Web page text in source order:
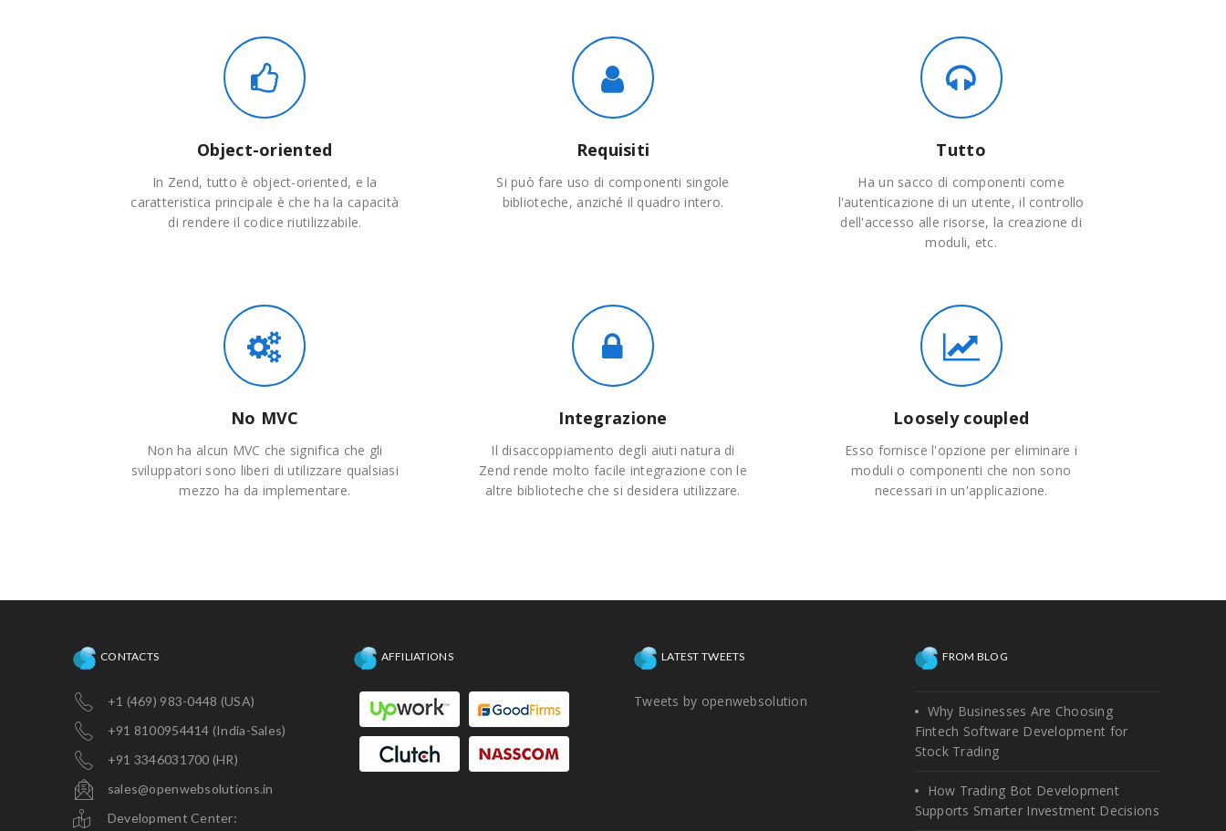
Object-oriented
In Zend, tutto è object-oriented, e la
caratteristica principale è che ha la capacità
di rendere il codice riutilizzabile.
Requisiti
Si può fare uso di componenti singole
biblioteche, anziché il quadro intero.
Tutto
Ha un sacco di componenti come
l'autenticazione di un utente, il controllo
dell'accesso alle risorse, la creazione di
moduli, etc.
No MVC
Non ha alcun MVC che significa che gli
sviluppatori sono liberi di utilizzare qualsiasi
mezzo ha da implementare.
Integrazione
Il disaccoppiamento degli aiuti natura di
Zend rende molto facile integrazione con le
altre biblioteche che si desidera utilizzare.
Loosely coupled
Esso fornisce l'opzione per eliminare i
moduli o componenti che non sono
necessari in un'applicazione.
CONTACTS
+1 (469) 983-0448 (USA)
+91 8100954414 (India-Sales)
+91 3346031700 (HR)
sales@openwebsolutions.in
Development Center:
AFFILIATIONS LATEST TWEETS
Tweets by openwebsolution
FROM BLOG
Why Businesses Are Choosing
Fintech Software Development for
Stock Trading
How Trading Bot Development
Supports Smarter Investment Decisions